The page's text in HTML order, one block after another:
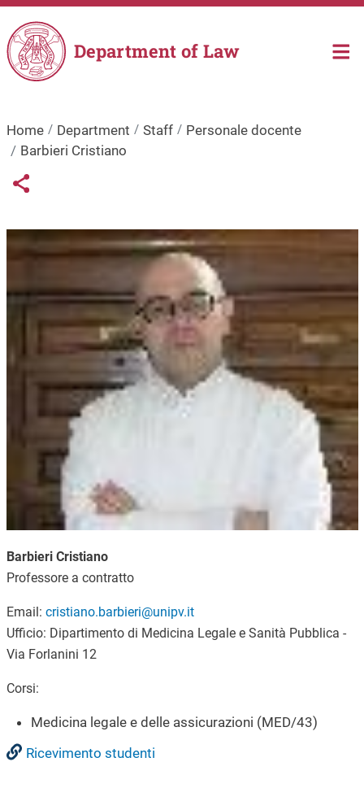
Skip to main content
Department of Law
Home Department Staff
Personale docente
Barbieri Cristiano
Links condivisione social
Share button
Image
Barbieri Cristiano
Professore a contratto
Email: cristiano.barbieri@unipv.it
Ufficio: Dipartimento di Medicina Legale e Sanità Pubblica -
Via Forlanini 12
Corsi:
Medicina legale e delle assicurazioni (MED/43)
Ricevimento studenti